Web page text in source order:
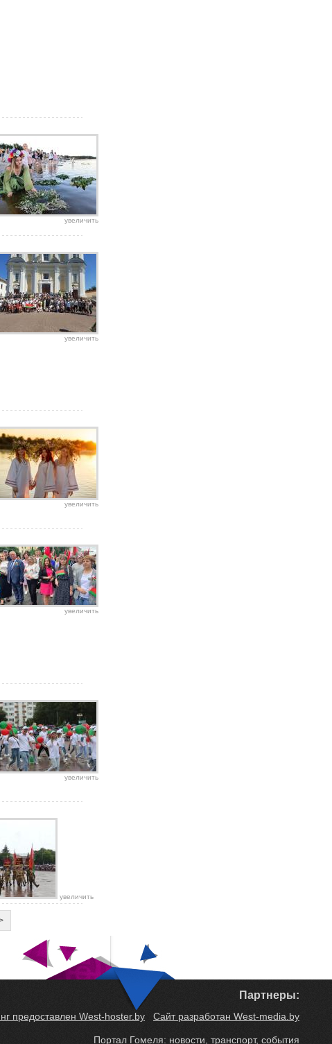
увеличить
увеличить
увеличить
увеличить
увеличить
увеличить
Партнеры:
предоставлен West-hoster.by Сайт разработан West-media.by
Портал Гомеля: новости, транспорт, события